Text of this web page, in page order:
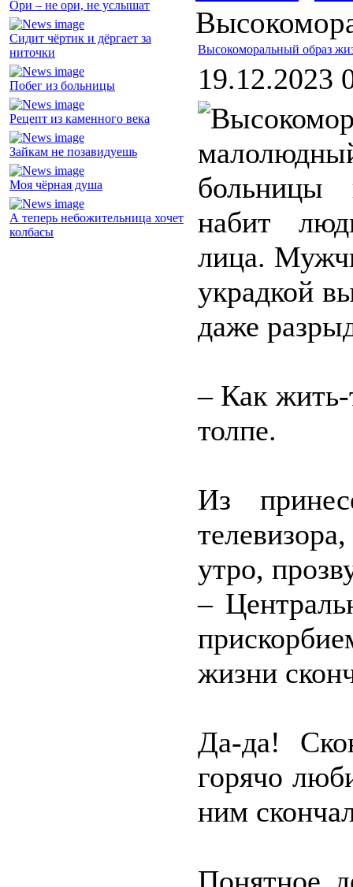
Ори – не ори, не услышат
Сидит чёртик и дёргает за
ниточки
Побег из больницы
Рецепт из каменного века
Зайкам не позавидуешь
Моя чёрная душа
А теперь небожительница хочет
колбасы
Высокоморальный образ
19.12.2023
больницы
набит
лица.
украдкой
даже
– Как жить-
толпе.
Из
утро,
–
жизни
Да-да!
горячо
ним